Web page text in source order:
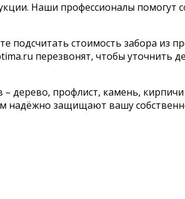
Наши профессионалы помогут
стоимость забора из
перезвонят, чтобы уточнить
дерево, профлист, камень, кирпичи
надёжно защищают вашу